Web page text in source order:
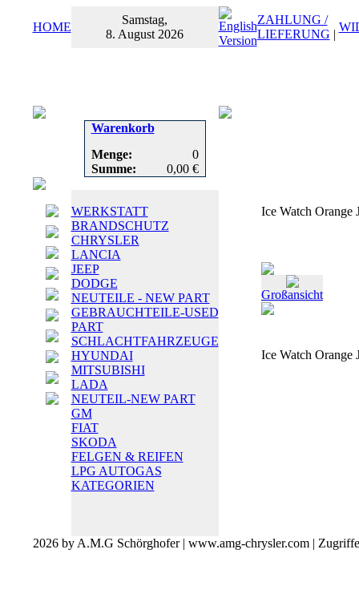
HOME
Samstag,
8. August 2026
ZAHLUNG /
LIEFERUNG |
Warenkorb
Menge:
0
Summe:
0,00 €
WERKSTATT
BRANDSCHUTZ
CHRYSLER
LANCIA
JEEP
DODGE
NEUTEILE - NEW PART
GEBRAUCHTEILE-USED
PART
SCHLACHTFAHRZEUGE
HYUNDAI
MITSUBISHI
LADA
NEUTEIL-NEW PART
GM
FIAT
SKODA
FELGEN & REIFEN
LPG AUTOGAS
KATEGORIEN
Ice Watch Orange
Großansicht
Ice Watch Orange
2026 by A.M.G Schörghofer | www.amg-chrysler.com |